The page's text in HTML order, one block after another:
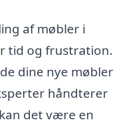
af møbler i
tid og frustration.
dine nye møbler
håndterer
det være en